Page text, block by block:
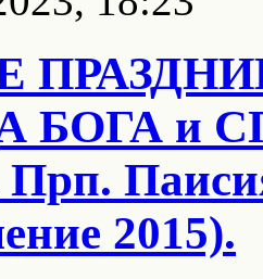
БОГА и
2015).